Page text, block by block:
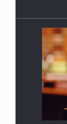
وغير